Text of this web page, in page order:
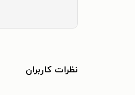
نظرات کاربران